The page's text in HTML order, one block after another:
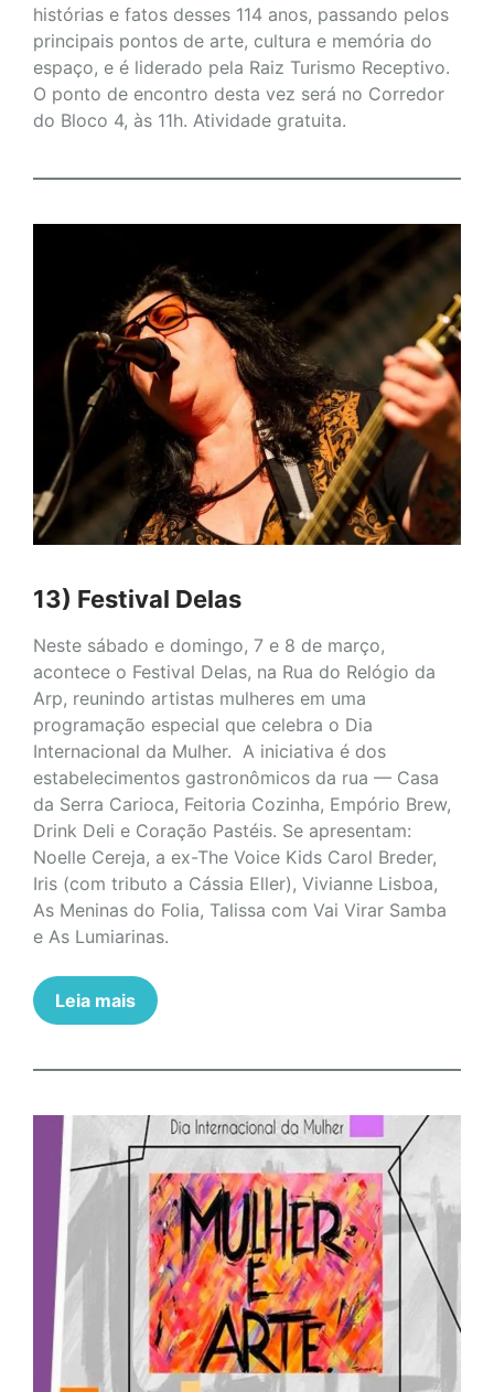
histórias e fatos desses 114 anos, passando pelos
principais pontos de arte, cultura e memória do
espaço, e é liderado pela Raiz Turismo Receptivo.
O ponto de encontro desta vez será no Corredor
do Bloco 4, às 11h. Atividade gratuita.
13) Festival Delas
Neste sábado e domingo, 7 e 8 de março,
acontece o Festival Delas, na Rua do Relógio da
Arp, reunindo artistas mulheres em uma
programação especial que celebra o Dia
Internacional da Mulher. A iniciativa é dos
estabelecimentos gastronômicos da rua — Casa
da Serra Carioca, Feitoria Cozinha, Empório Brew,
Drink Deli e Coração Pastéis. Se apresentam:
Noelle Cereja, a ex-The Voice Kids Carol Breder,
Iris (com tributo a Cássia Eller), Vivianne Lisboa,
As Meninas do Folia, Talissa com Vai Virar Samba
e As Lumiarinas.
Leia mais